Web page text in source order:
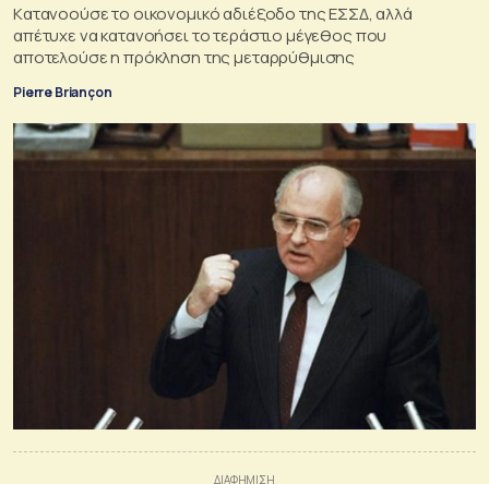
Kατανοούσε το οικονομικό αδιέξοδο της ΕΣΣΔ, αλλά
απέτυχε να κατανοήσει το τεράστιο μέγεθος που
αποτελούσε η πρόκληση της μεταρρύθμισης
Pierre Briançon